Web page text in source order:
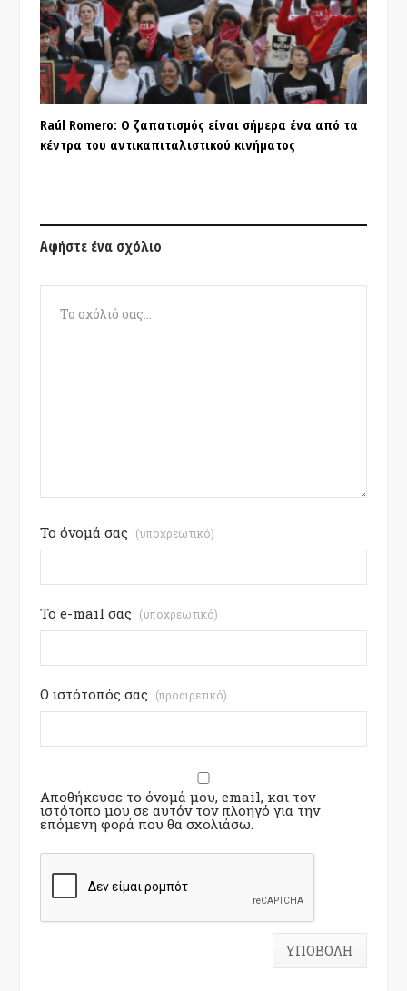
Raúl Romero: Ο ζαπατισμός είναι σήμερα ένα από τα
κέντρα του αντικαπιταλιστικού κινήματος
Αφήστε ένα σχόλιο
Το όνομά σας (υποχρεωτικό)
Το e-mail σας (υποχρεωτικό)
Ο ιστότοπός σας (προαιρετικό)
Αποθήκευσε το όνομά μου, email, και τον
ιστότοπο μου σε αυτόν τον πλοηγό για την
επόμενη φορά που θα σχολιάσω.